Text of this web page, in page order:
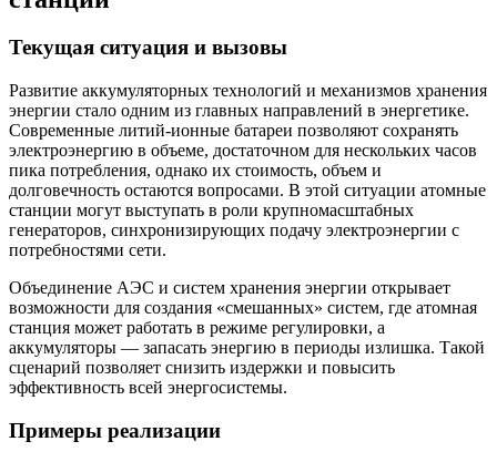
Текущая ситуация и вызовы
Развитие аккумуляторных технологий и механизмов хранения
энергии стало одним из главных направлений в энергетике.
Современные литий-ионные батареи позволяют сохранять
электроэнергию в объеме, достаточном для нескольких часов
пика потребления, однако их стоимость, объем и
долговечность остаются вопросами. В этой ситуации атомные
станции могут выступать в роли крупномасштабных
генераторов, синхронизирующих подачу электроэнергии с
потребностями сети.
Объединение АЭС и систем хранения энергии открывает
возможности для создания «смешанных» систем, где атомная
станция может работать в режиме регулировки, а
аккумуляторы — запасать энергию в периоды излишка. Такой
сценарий позволяет снизить издержки и повысить
эффективность всей энергосистемы.
Примеры реализации